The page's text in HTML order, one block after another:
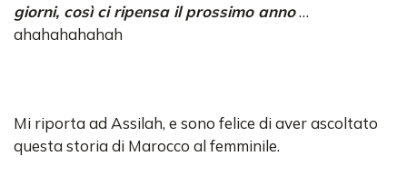
giorni, così ci ripensa il prossimo anno…
ahahahahahah
Mi riporta ad Assilah, e sono felice di aver ascoltato
questa storia di Marocco al femminile.